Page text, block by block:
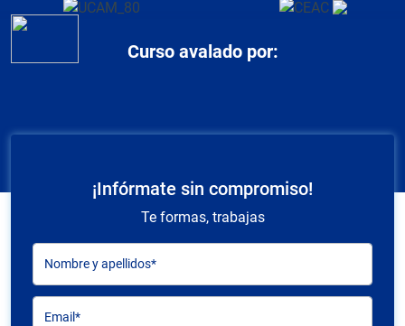
Curso avalado por:
¡Infórmate sin compromiso!
Te formas, trabajas
Nombre y apellidos*
Email*